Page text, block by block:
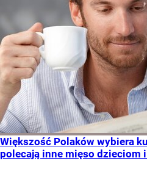
Większość Polaków wybiera
polecają inne mięso dzieciom